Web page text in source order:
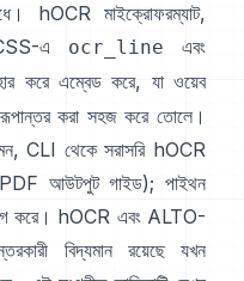
hOCR মাইক্রোফরম্যাট,
এ ocr_line এবং
করে এম্বেড করে, যা ওয়েব
রূপান্তর করা সহজ করে তোলে।
CLI থেকে সরাসরি hOCR
PDF আউটপুট গাইড); পাইথন
করে। hOCR এবং ALTO-
বিদ্যমান রয়েছে যখন